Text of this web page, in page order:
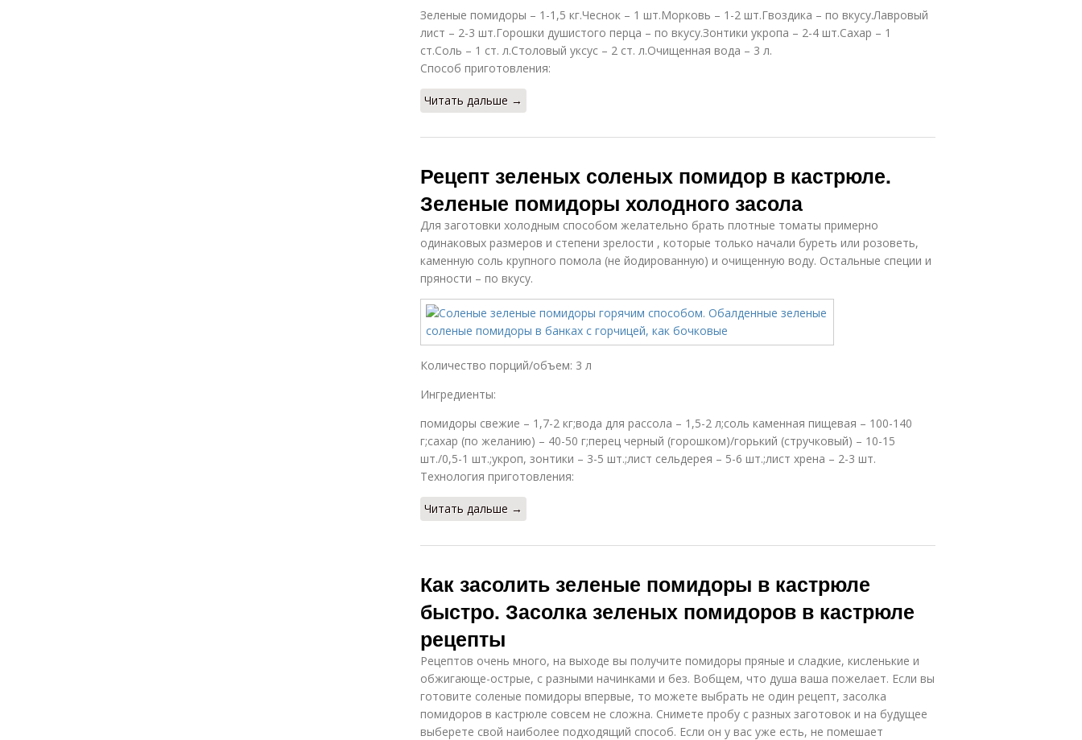
Помидоры в
банках
Помидоры с
кинзой
Помидоры в
банке
Помидоры с
Помидоры в
условиях
Зеленые помидоры – 1-1,5 кг.Чеснок – 1 шт.Морковь – 1-2 шт.Гвоздика – по вкусу.Лавровый
лист – 2-3 шт.Горошки душистого перца – по вкусу.Зонтики укропа – 2-4 шт.Сахар – 1
ст.Соль – 1 ст. л.Столовый уксус – 2 ст. л.Очищенная вода – 3 л.
Способ приготовления:
Читать дальше →
Рецепт зеленых соленых помидор в кастрюле.
Зеленые помидоры холодного засола
Для заготовки холодным способом желательно брать плотные томаты примерно
одинаковых размеров и степени зрелости , которые только начали буреть или розоветь,
каменную соль крупного помола (не йодированную) и очищенную воду. Остальные специи и
пряности – по вкусу.
Количество порций/объем: 3 л
Ингредиенты:
помидоры свежие – 1,7-2 кг;вода для рассола – 1,5-2 л;соль каменная пищевая – 100-140
г;сахар (по желанию) – 40-50 г;перец черный (горошком)/горький (стручковый) – 10-15
шт./0,5-1 шт.;укроп, зонтики – 3-5 шт.;лист сельдерея – 5-6 шт.;лист хрена – 2-3 шт.
Технология приготовления:
Читать дальше →
Как засолить зеленые помидоры в кастрюле
быстро. Засолка зеленых помидоров в кастрюле
рецепты
Рецептов очень много, на выходе вы получите помидоры пряные и сладкие, кисленькие и
обжигающе-острые, с разными начинками и без. Вобщем, что душа ваша пожелает. Если вы
готовите соленые помидоры впервые, то можете выбрать не один рецепт, засолка
помидоров в кастрюле совсем не сложна. Снимете пробу с разных заготовок и на будущее
выберете свой наиболее подходящий способ. Если он у вас уже есть, не помешает